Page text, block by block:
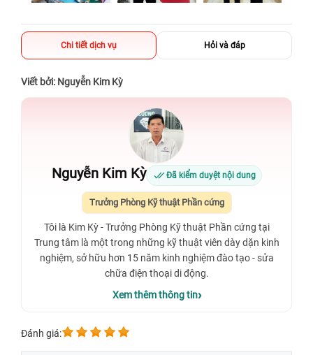
Chi tiết dịch vụ Hỏi và đáp
Viết bởi: Nguyễn Kim Kỳ
Nguyễn Kim Kỳ Đã kiểm duyệt nội dung
Trưởng Phòng Kỹ thuật Phần cứng
Tôi là Kim Kỳ - Trưởng Phòng Kỹ thuật Phần cứng tại
Trung tâm là một trong những kỹ thuật viên dày dặn kinh
nghiệm, sở hữu hơn 15 năm kinh nghiệm đào tạo - sửa
chữa điện thoại di động.
Xem thêm thông tin
Đánh giá: